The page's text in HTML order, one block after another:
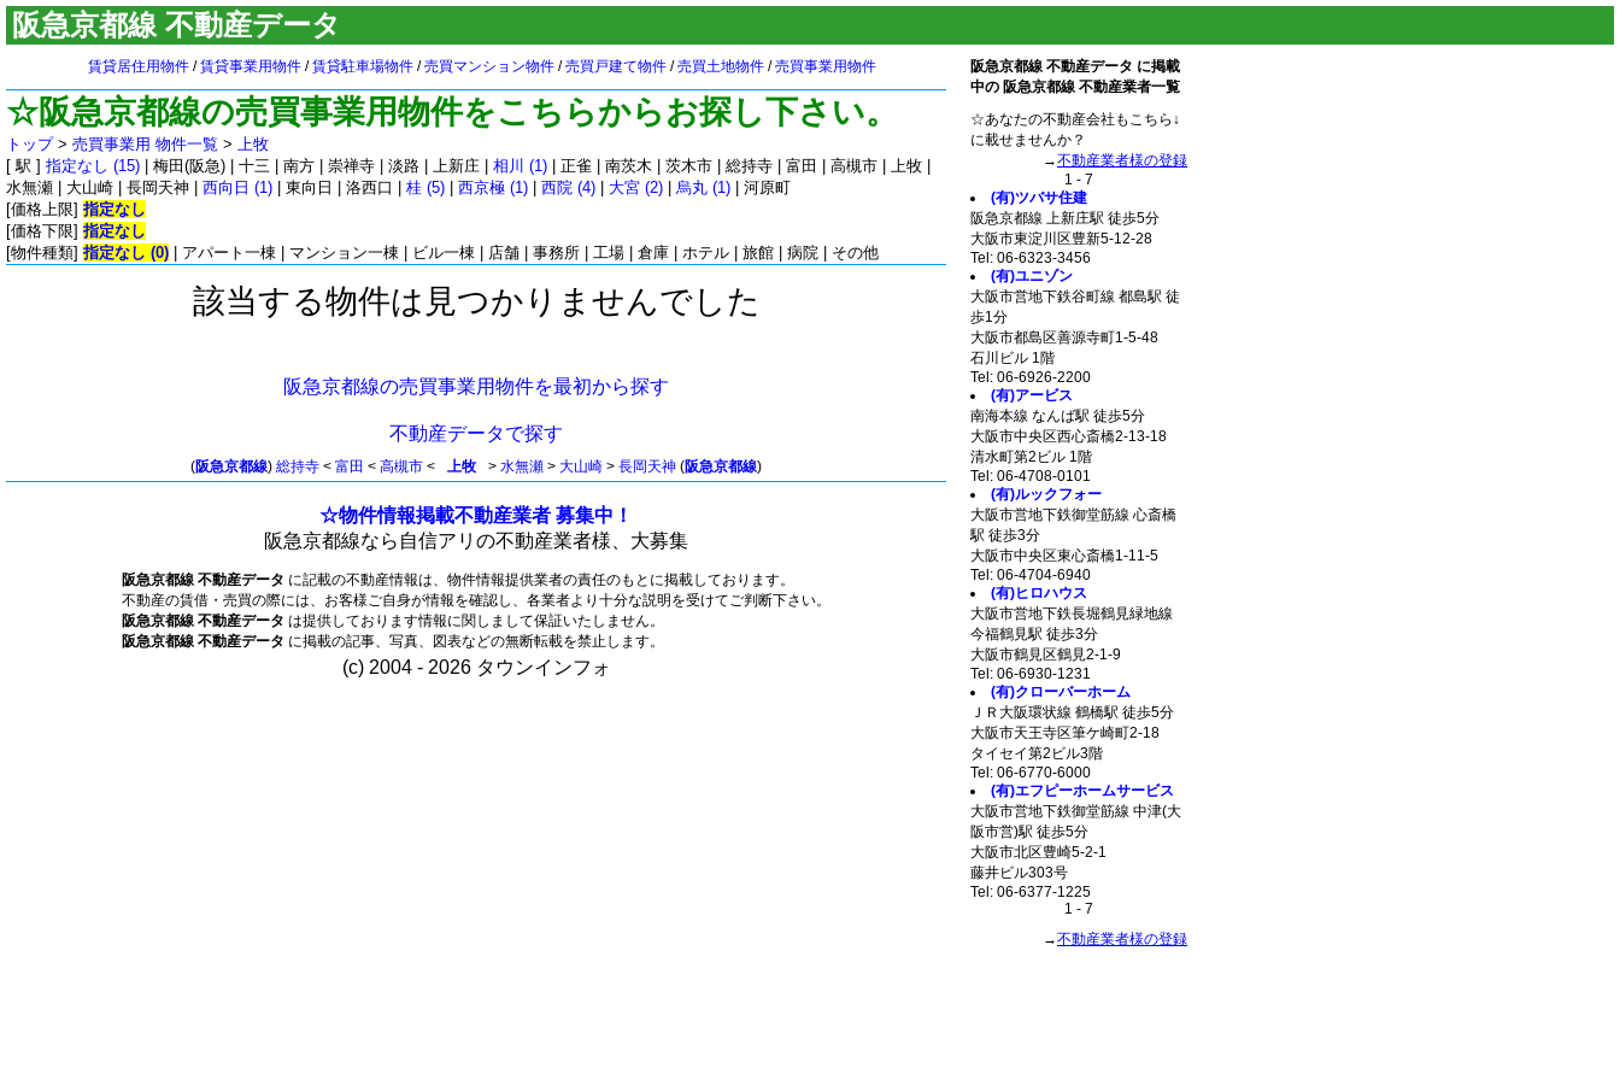
阪急京都線 不動産データ
賃貸居住用物件 /賃貸事業用物件 /賃貸駐車場物件 /売買マンション物件 /売買戸建て物件 /売買土地物件 /売買事業用物件
☆阪急京都線の売買事業用物件をこちらからお探し下さい。
トップ> 売買事業用 物件一覧 > 上牧
[ 駅 ] 指定なし (15) 梅田(阪急) 十三 南方 崇禅寺 淡路 上新庄 相川 (1) 正雀 南茨木 茨木市 総持寺 富田 高槻市 上牧
水無瀬
大山崎 長岡天神 西向日 (1) 東向日 洛西口 桂 (5) 西京極 (1) 西院 (4) 大宮 (2) 烏丸 (1)
河原町
[価格上限] 指定なし
[価格下限] 指定なし
[物件種類] 指定なし (0) アパート一棟 マンション一棟 ビル一棟 店舗 事務所 工場 倉庫 ホテル 旅館 病院 その他
該当する物件は見つかりませんでした
阪急京都線の売買事業用物件を最初から探す
不動産データで探す
(阪急京都線) 総持寺 < 富田 < 高槻市 < 上牧 > 水無瀬 > 大山崎 > 長岡天神 (阪急京都線)
☆物件情報掲載不動産業者 募集中！
阪急京都線なら自信アリの不動産業者様、大募集
阪急京都線 不動産データ に記載の不動産情報は、物件情報提供業者の責任のもとに掲載しております。
不動産の賃借・売買の際には、お客様ご自身が情報を確認し、各業者より十分な説明を受けてご判断下さい。
阪急京都線 不動産データ は提供しております情報に関しまして保証いたしません。
阪急京都線 不動産データ に掲載の記事、写真、図表などの無断転載を禁止します。
(c) 2004 - 2026 タウンインフォ
阪急京都線 不動産データ に掲載
中の 阪急京都線 不動産業者一覧
☆あなたの不動産会社もこちら↓
に載せませんか？
→不動産業者様の登録
1 - 7
(有)ツバサ住建
阪急京都線 上新庄駅 徒歩5分
大阪市東淀川区豊新5-12-28
Tel: 06-6323-3456
(有)ユニゾン
大阪市営地下鉄谷町線 都島駅 徒
歩1分
大阪市都島区善源寺町1-5-48
石川ビル 1階
Tel: 06-6926-2200
(有)アービス
南海本線 なんば駅 徒歩5分
大阪市中央区西心斎橋2-13-18
清水町第2ビル 1階
Tel: 06-4708-0101
(有)ルックフォー
大阪市営地下鉄御堂筋線 心斎橋
駅 徒歩3分
大阪市中央区東心斎橋1-11-5
Tel: 06-4704-6940
(有)ヒロハウス
大阪市営地下鉄長堀鶴見緑地線
今福鶴見駅 徒歩3分
大阪市鶴見区鶴見2-1-9
Tel: 06-6930-1231
(有)クローバーホーム
ＪＲ大阪環状線 鶴橋駅 徒歩5分
大阪市天王寺区筆ケ崎町2-18
タイセイ第2ビル3階
Tel: 06-6770-6000
(有)エフピーホームサービス
大阪市営地下鉄御堂筋線 中津(大
阪市営)駅 徒歩5分
大阪市北区豊崎5-2-1
藤井ビル303号
Tel: 06-6377-1225
1 - 7
→不動産業者様の登録